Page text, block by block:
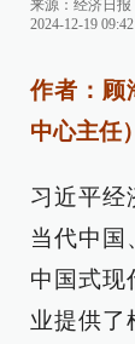
来源： 经济日报
2024-12-19 09:42
作者：顾
中心主任）
习近平经
当代中国
中国式现
业提供了